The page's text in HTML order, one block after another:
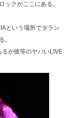
ックがここにある。
という場所でタラン
。
が彼等のヤバいLIVE